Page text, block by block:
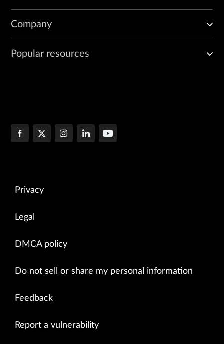
Company
Popular resources
Privacy
Legal
DMCA policy
Do not sell or share my personal information
Feedback
Report a vulnerability